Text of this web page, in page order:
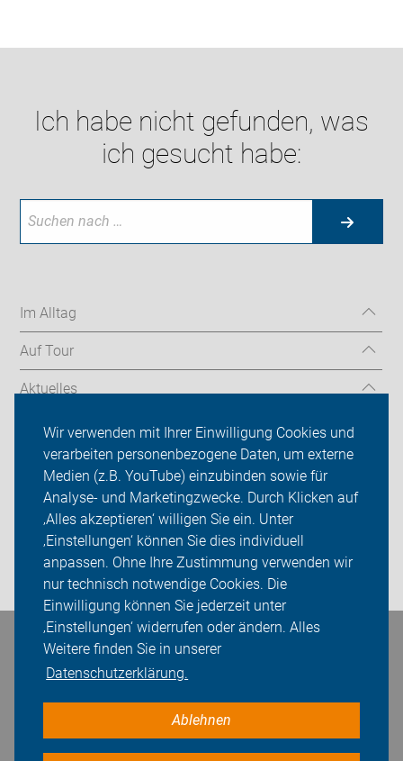
Wir verwenden mit Ihrer Einwilligung Cookies und
verarbeiten personenbezogene Daten, um externe
Medien (z.B. YouTube) einzubinden sowie für
Analyse- und Marketingzwecke. Durch Klicken auf
‚Alles akzeptieren‘ willigen Sie ein. Unter
‚Einstellungen‘ können Sie dies individuell
anpassen. Ohne Ihre Zustimmung verwenden wir
nur technisch notwendige Cookies. Die
Einwilligung können Sie jederzeit unter
‚Einstellungen‘ widerrufen oder ändern. Alles
Weitere finden Sie in unserer
Datenschutzerklärung.
Ablehnen
Ich habe nicht gefunden, was
ich gesucht habe:
Im Alltag
Auf Tour
Aktuelles
Über uns
Mitgliedschaft
Fachwissen
Presse
Login
Bleiben Sie in Kontakt